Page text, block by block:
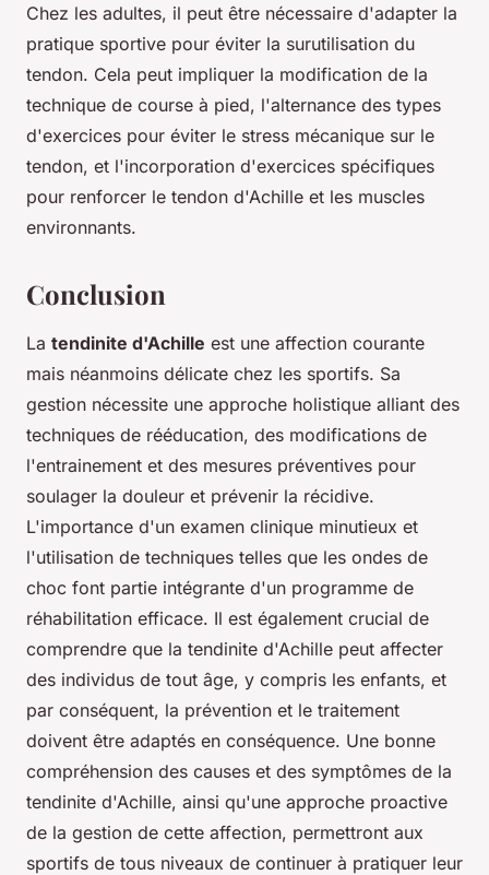
Chez les adultes, il peut être nécessaire d'adapter la
pratique sportive pour éviter la surutilisation du
tendon. Cela peut impliquer la modification de la
technique de course à pied, l'alternance des types
d'exercices pour éviter le stress mécanique sur le
tendon, et l'incorporation d'exercices spécifiques
pour renforcer le tendon d'Achille et les muscles
environnants.
Conclusion
La tendinite d'Achille est une affection courante
mais néanmoins délicate chez les sportifs. Sa
gestion nécessite une approche holistique alliant des
techniques de rééducation, des modifications de
l'entrainement et des mesures préventives pour
soulager la douleur et prévenir la récidive.
L'importance d'un examen clinique minutieux et
l'utilisation de techniques telles que les ondes de
choc font partie intégrante d'un programme de
réhabilitation efficace. Il est également crucial de
comprendre que la tendinite d'Achille peut affecter
des individus de tout âge, y compris les enfants, et
par conséquent, la prévention et le traitement
doivent être adaptés en conséquence. Une bonne
compréhension des causes et des symptômes de la
tendinite d'Achille, ainsi qu'une approche proactive
de la gestion de cette affection, permettront aux
sportifs de tous niveaux de continuer à pratiquer leur